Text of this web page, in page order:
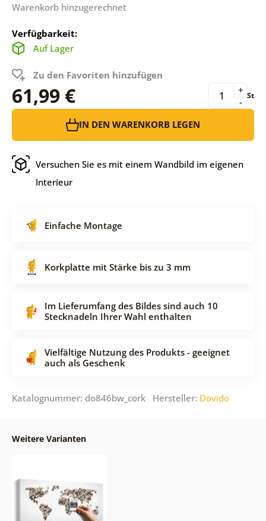
Warenkorb hinzugerechnet
Verfügbarkeit:
Auf Lager
Zu den Favoriten hinzufügen
61,99 € -
+ St
IN DEN WARENKORB LEGEN
Versuchen Sie es mit einem Wandbild im eigenen
Interieur
Einfache Montage
Korkplatte mit Stärke bis zu 3 mm
Im Lieferumfang des Bildes sind auch 10
Stecknadeln Ihrer Wahl enthalten
Vielfältige Nutzung des Produkts - geeignet
auch als Geschenk
Katalognummer: do846bw_cork Hersteller: Dovido
Weitere Varianten